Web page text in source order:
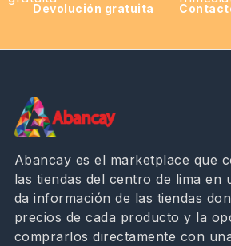
Devolución gratuita
Abancay es el marketplace que
las tiendas del centro de lima en
da información de las tiendas
precios de cada producto y la
comprarlos directamente con